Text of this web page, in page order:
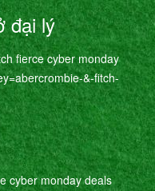
đại lý
fierce cyber monday
&-fitch-
cyber monday deals